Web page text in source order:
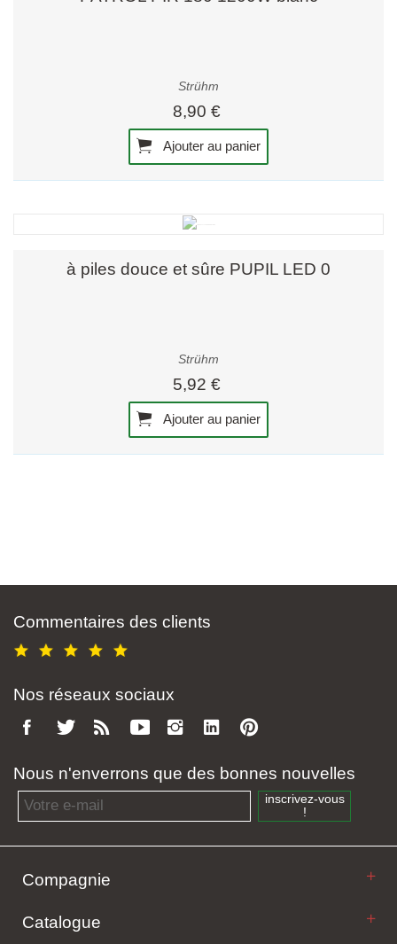
Strühm
8,90 €
Ajouter au panier
à piles douce et sûre PUPIL LED 0
Strühm
5,92 €
Ajouter au panier
Commentaires des clients
Nos réseaux sociaux
Nous n'enverrons que des bonnes nouvelles
Email address
inscrivez-vous
!
Compagnie
Catalogue